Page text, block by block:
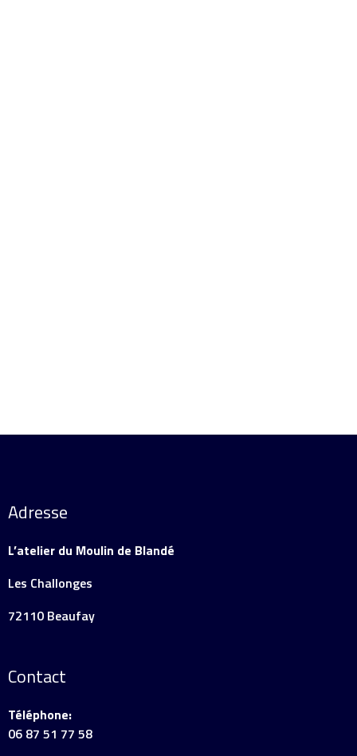
Adresse
L’atelier du Moulin de Blandé
Les Challonges
72110 Beaufay
Contact
Téléphone:
06 87 51 77 58